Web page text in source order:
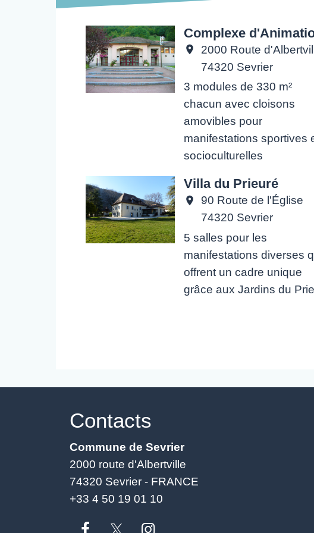
Complexe
location_on
2000 Route
74320 Sevrier
3 modules de 330 m²
chacun avec cloisons
amovibles pour
manifestations sportives
socioculturelles
Villa du Prieuré
location_on
90 Route de l'Église
74320 Sevrier
5 salles pour les
manifestations diverses
offrent un cadre unique
grâce aux Jardins du
Contacts
Commune de Sevrier
2000 route d'Albertville
74320 Sevrier - FRANCE
+33 4 50 19 01 10